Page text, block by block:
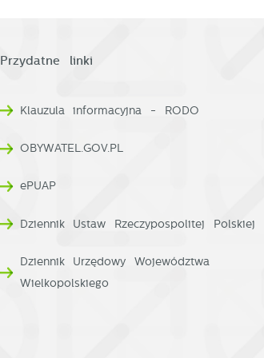
Przydatne linki
Klauzula informacyjna - RODO
OBYWATEL.GOV.PL
ePUAP
Dziennik Ustaw Rzeczypospolitej Polskiej
Dziennik Urzędowy Województwa
Wielkopolskiego